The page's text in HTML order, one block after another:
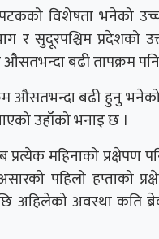
विशेषता भनेको
र सुदूरपश्चिम प्रदेशको
औसतभन्दा बढी तापक्रम
औसतभन्दा बढी हुनु
उहाँको भनाइ छ ।
प्रत्येक महिनाको
पहिलो हप्ताको
अहिलेको अवस्था कति